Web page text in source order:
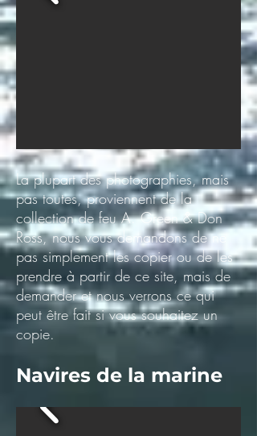
La plupart des photographies, mais
pas toutes, proviennent de la
collection de feu A. Green & Don
Ross, nous vous demandons de ne
pas simplement les copier ou de les
prendre à partir de ce site, mais de
demander et nous verrons ce qui
peut être fait si vous souhaitez un
copie.
Navires de la marine